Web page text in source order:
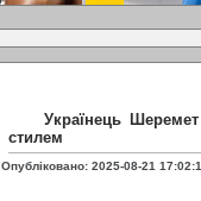
Українець
стилем
Опубліковано: 2025-08-21